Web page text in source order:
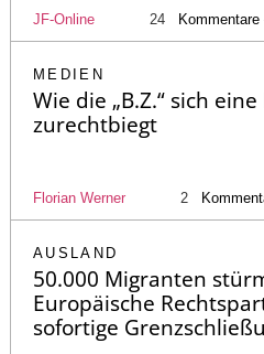
JF-Online 24
MEDIEN
Wie die „B.Z.“ sich
zurechtbiegt
Florian Werner 2
AUSLAND
50.000 Migranten
Europäische
sofortige